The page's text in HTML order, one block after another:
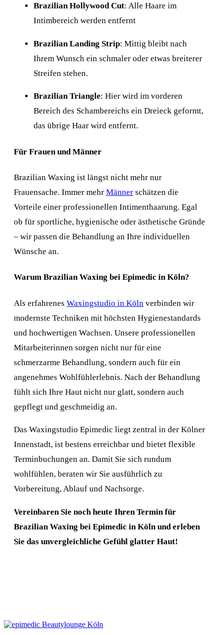
Brazilian Hollywood Cut: Alle Haare im
Intimbereich werden entfernt
Brazilian Landing Strip: Mittig bleibt nach
Ihrem Wunsch ein schmaler oder etwas breiterer
Streifen stehen.
Brazilian Triangle: Hier wird im vorderen
Bereich des Schambereichs ein Dreieck geformt,
das übrige Haar wird entfernt.
Für Frauen und Männer
Brazilian Waxing ist längst nicht mehr nur
Frauensache. Immer mehr Männer schätzen die
Vorteile einer professionellen Intimenthaarung. Egal
ob für sportliche, hygienische oder ästhetische Gründe
– wir passen die Behandlung an Ihre individuellen
Wünsche an.
Warum Brazilian Waxing bei Epimedic in Köln?
Als erfahrenes Waxingstudio in Köln verbinden wir
modernste Techniken mit höchsten Hygienestandards
und hochwertigen Wachsen. Unsere professionellen
Mitarbeiterinnen sorgen nicht nur für eine
schmerzarme Behandlung, sondern auch für ein
angenehmes Wohlfühlerlebnis. Nach der Behandlung
fühlt sich Ihre Haut nicht nur glatt, sondern auch
gepflegt und geschmeidig an.
Das Waxingstudio Epimedic liegt zentral in der Kölner
Innenstadt, ist bestens erreichbar und bietet flexible
Terminbuchungen an. Damit Sie sich rundum
wohlfühlen, beraten wir Sie ausführlich zu
Vorbereitung, Ablauf und Nachsorge.
Vereinbaren Sie noch heute Ihren Termin für
Brazilian Waxing bei Epimedic in Köln und erleben
Sie das unvergleichliche Gefühl glatter Haut!